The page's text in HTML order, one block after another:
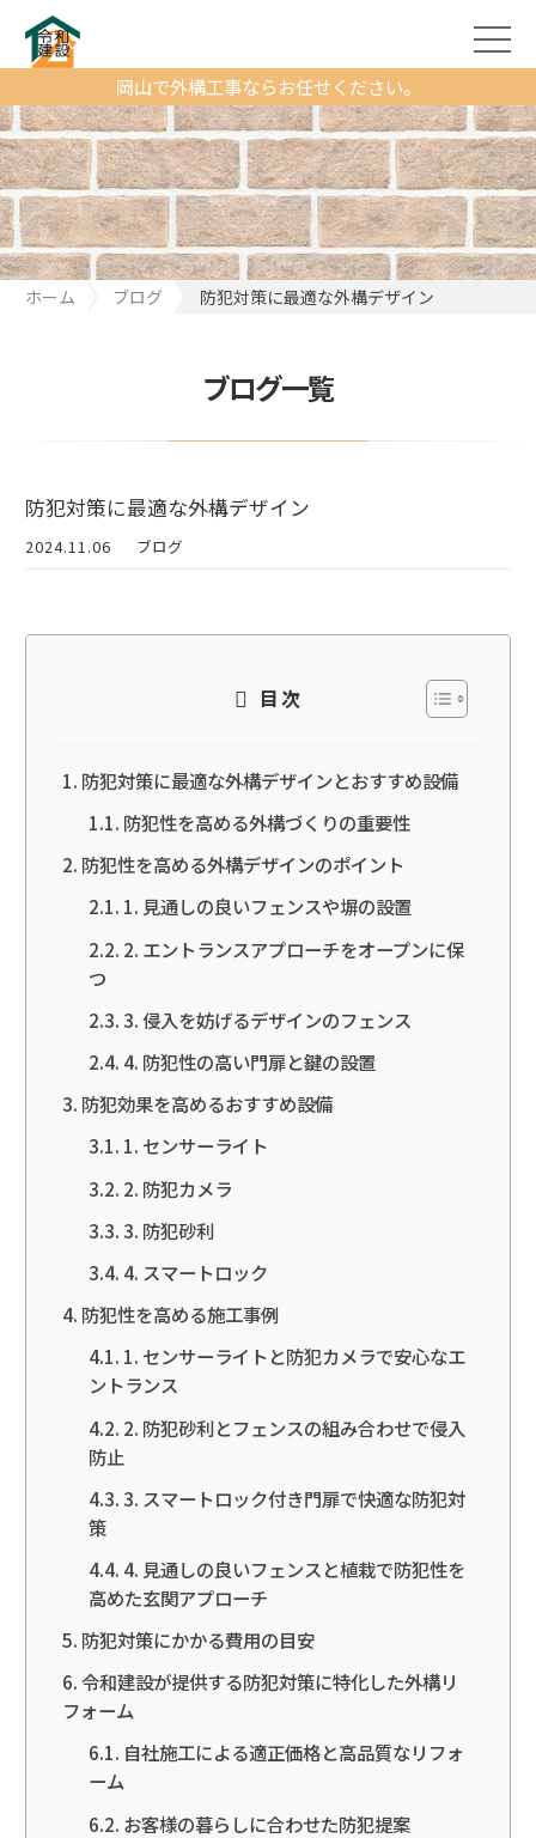
岡山で外構工事ならお任せください。
ホーム ブログ 防犯対策に最適な外構デザイン
ブログ一覧
防犯対策に最適な外構デザイン
2024.11.06 ブログ
目次
防犯対策に最適な外構デザインとおすすめ設備
防犯性を高める外構づくりの重要性
防犯性を高める外構デザインのポイント
1. 見通しの良いフェンスや塀の設置
2. エントランスアプローチをオープンに保
つ
3. 侵入を妨げるデザインのフェンス
4. 防犯性の高い門扉と鍵の設置
防犯効果を高めるおすすめ設備
1. センサーライト
2. 防犯カメラ
3. 防犯砂利
4. スマートロック
防犯性を高める施工事例
1. センサーライトと防犯カメラで安心なエ
ントランス
2. 防犯砂利とフェンスの組み合わせで侵入
防止
3. スマートロック付き門扉で快適な防犯対
策
4. 見通しの良いフェンスと植栽で防犯性を
高めた玄関アプローチ
防犯対策にかかる費用の目安
令和建設が提供する防犯対策に特化した外構リ
フォーム
自社施工による適正価格と高品質なリフォ
ーム
お客様の暮らしに合わせた防犯提案